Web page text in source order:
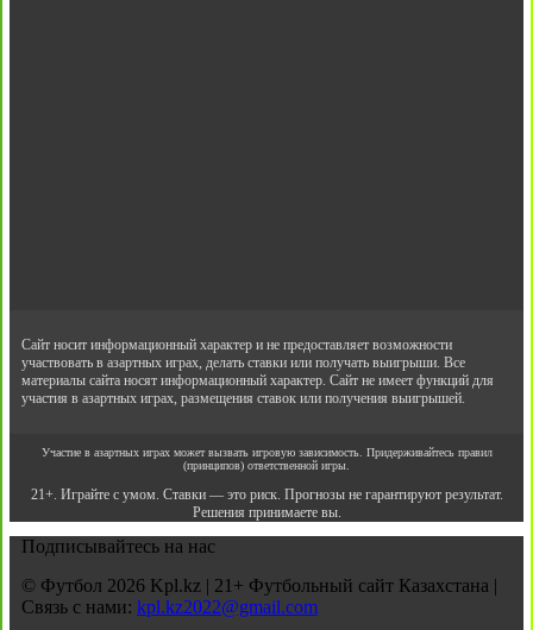
Сайт носит информационный характер и не предоставляет возможности
участвовать в азартных играх, делать ставки или получать выигрыши. Все
материалы сайта носят информационный характер. Сайт не имеет функций для
участия в азартных играх, размещения ставок или получения выигрышей.
Участие в азартных играх может вызвать игровую зависимость. Придерживайтесь правил
(принципов) ответственной игры.
21+. Играйте с умом. Ставки — это риск. Прогнозы не гарантируют результат.
Решения принимаете вы.
Подписывайтесь на нас
© Футбол 2026 Kpl.kz | 21+ Футбольный сайт Казахстана |
Связь с нами: kpl.kz2022@gmail.com